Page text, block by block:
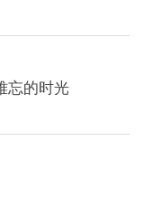
忘的时光